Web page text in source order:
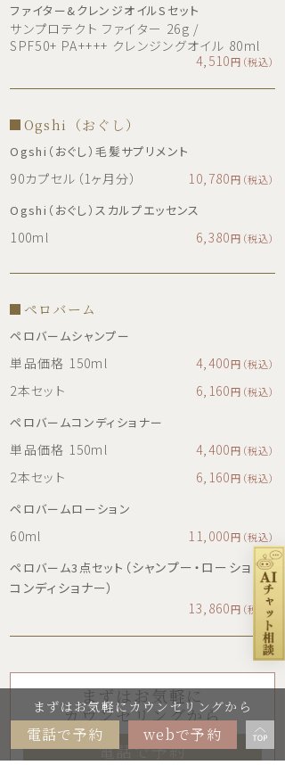
ファイター&クレンジオイルSセット
サンプロテクト ファイター 26g /
SPF50+ PA++++ クレンジングオイル 80ml
4,510円（税込）
Ogshi（おぐし）
Ogshi（おぐし）毛髪サプリメント
90カプセル（1ヶ月分） 10,780円（税込）
Ogshi（おぐし）スカルプエッセンス
100ml 6,380円（税込）
ペロバーム
ペロバームシャンプー
単品価格 150ml 4,400円（税込）
2本セット 6,160円（税込）
ペロバームコンディショナー
単品価格 150ml 4,400円（税込）
2本セット 6,160円（税込）
ペロバームローション
60ml 11,000円（税込）
ペロバーム3点セット （シャンプー・ローション・
コンディショナー）
13,860円（税込）
まずはお気軽に
カウンセリングから
電話で予約
まずはお気軽にカウンセリングから
電話で予約 webで予約